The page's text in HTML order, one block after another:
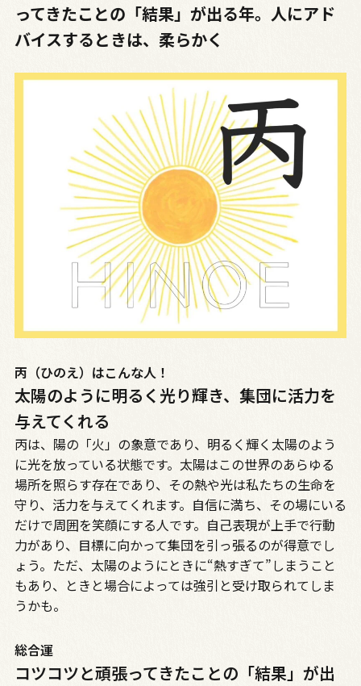
ってきたことの「結果」が出る年。人にアド
バイスするときは、柔らかく
丙（ひのえ）はこんな人！
太陽のように明るく光り輝き、集団に活力を
与えてくれる
丙は、陽の「火」の象意であり、明るく輝く太陽のよう
に光を放っている状態です。太陽はこの世界のあらゆる
場所を照らす存在であり、その熱や光は私たちの生命を
守り、活力を与えてくれます。自信に満ち、その場にいる
だけで周囲を笑顔にする人です。自己表現が上手で行動
力があり、目標に向かって集団を引っ張るのが得意でし
ょう。ただ、太陽のようにときに“熱すぎて”しまうこと
もあり、ときと場合によっては強引と受け取られてしま
うかも。
総合運
コツコツと頑張ってきたことの「結果」が出